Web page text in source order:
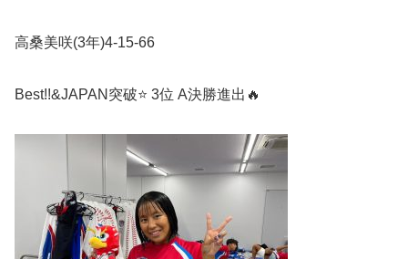
高桑美咲(3年)4-15-66
Best!!&JAPAN 突破⭐️ 3位 A決勝進出 🔥